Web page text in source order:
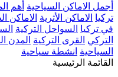
أجمل الاماكن السياحية أهم
تركيا الاماكن الأثرية الاماكن
في تركيا السواحل التركية
التركي القرى التركية المدن
السياحية انشطة سياحية
القائمة الرئيسية